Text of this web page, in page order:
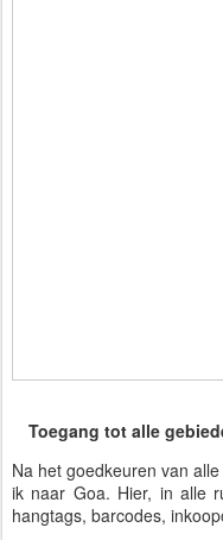
Toegang tot alle
Na het goedkeuren van
ik naar Goa. Hier, in alle
hangtags, barcodes,